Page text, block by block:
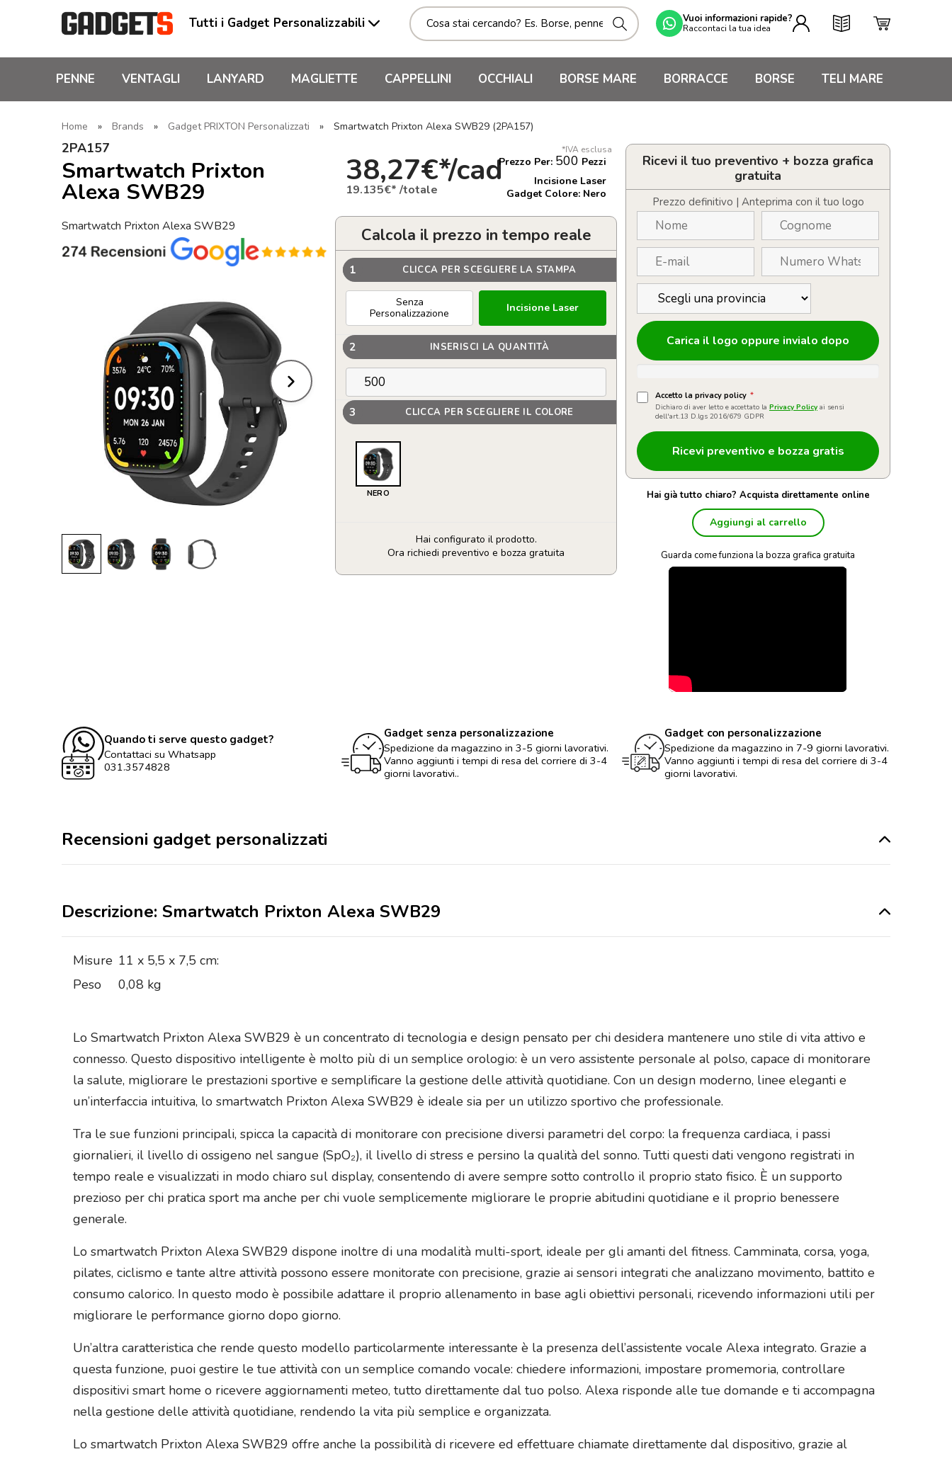
Tutti i Gadget Personalizzabili Vuoi informazioni rapide?
Raccontaci la tua idea
PENNE VENTAGLI LANYARD MAGLIETTE CAPPELLINI OCCHIALI BORSE MARE BORRACCE BORSE TELI MARE
Home » Brands » Gadget PRIXTON Personalizzati » Smartwatch Prixton Alexa SWB29 (2PA157)
2PA157
Smartwatch Prixton
Alexa SWB29
Smartwatch Prixton Alexa SWB29
*IVA esclusa
38,27€*/cad
19.135€* /totale
Prezzo Per: 500 Pezzi
Incisione Laser
Gadget Colore: Nero
Calcola il prezzo in tempo reale
1 CLICCA PER SCEGLIERE LA STAMPA
Senza
Personalizzazione
Incisione Laser
2 INSERISCI LA QUANTITÀ
3 CLICCA PER SCEGLIERE IL COLORE
NERO
Hai configurato il prodotto.
Ora richiedi preventivo e bozza gratuita
Smartwatch
Ricevi il tuo preventivo + bozza grafica
gratuita
Prezzo definitivo | Anteprima con il tuo logo
Carica il logo oppure invialo dopo
Accetto la privacy policy *
Dichiaro di aver letto e accettato la Privacy Policy ai sensi
dell'art.13 D.lgs 2016/679 GDPR
Hai già tutto chiaro? Acquista direttamente online
Aggiungi al carrello
Guarda come funziona la bozza grafica gratuita
Quando ti serve questo gadget?
Contattaci su Whatsapp
031.3574828
Gadget senza personalizzazione
Spedizione da magazzino in 3-5 giorni lavorativi.
Vanno aggiunti i tempi di resa del corriere di 3-4
giorni lavorativi..
Gadget con personalizzazione
Spedizione da magazzino in 7-9 giorni lavorativi.
Vanno aggiunti i tempi di resa del corriere di 3-4
giorni lavorativi.
Recensioni gadget personalizzati
Descrizione: Smartwatch Prixton Alexa SWB29
Misure 11 x 5,5 x 7,5 cm:
Peso
0,08 kg
Lo Smartwatch Prixton Alexa SWB29 è un concentrato di tecnologia e design pensato per chi desidera mantenere uno stile di vita attivo e
connesso. Questo dispositivo intelligente è molto più di un semplice orologio: è un vero assistente personale al polso, capace di monitorare
la salute, migliorare le prestazioni sportive e semplificare la gestione delle attività quotidiane. Con un design moderno, linee eleganti e
un’interfaccia intuitiva, lo smartwatch Prixton Alexa SWB29 è ideale sia per un utilizzo sportivo che professionale.
Tra le sue funzioni principali, spicca la capacità di monitorare con precisione diversi parametri del corpo: la frequenza cardiaca, i passi
giornalieri, il livello di ossigeno nel sangue (SpO₂), il livello di stress e persino la qualità del sonno. Tutti questi dati vengono registrati in
tempo reale e visualizzati in modo chiaro sul display, consentendo di avere sempre sotto controllo il proprio stato fisico. È un supporto
prezioso per chi pratica sport ma anche per chi vuole semplicemente migliorare le proprie abitudini quotidiane e il proprio benessere
generale.
Lo smartwatch Prixton Alexa SWB29 dispone inoltre di una modalità multi-sport, ideale per gli amanti del fitness. Camminata, corsa, yoga,
pilates, ciclismo e tante altre attività possono essere monitorate con precisione, grazie ai sensori integrati che analizzano movimento, battito e
consumo calorico. In questo modo è possibile adattare il proprio allenamento in base agli obiettivi personali, ricevendo informazioni utili per
migliorare le performance giorno dopo giorno.
Un’altra caratteristica che rende questo modello particolarmente interessante è la presenza dell’assistente vocale Alexa integrato. Grazie a
questa funzione, puoi gestire le tue attività con un semplice comando vocale: chiedere informazioni, impostare promemoria, controllare
dispositivi smart home o ricevere aggiornamenti meteo, tutto direttamente dal tuo polso. Alexa risponde alle tue domande e ti accompagna
nella gestione delle attività quotidiane, rendendo la vita più semplice e organizzata.
Lo smartwatch Prixton Alexa SWB29 offre anche la possibilità di ricevere ed effettuare chiamate direttamente dal dispositivo, grazie al